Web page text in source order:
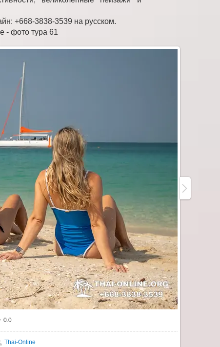
+668-3838-3539 на русском.
- фото тура 61
0.0
Thai-Online